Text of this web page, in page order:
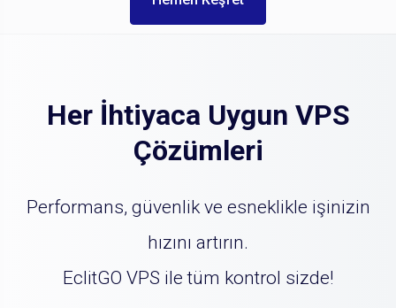
Her İhtiyaca Uygun VPS
Çözümleri
Performans, güvenlik ve esneklikle işinizin
hızını artırın.
EclitGO VPS ile tüm kontrol sizde!